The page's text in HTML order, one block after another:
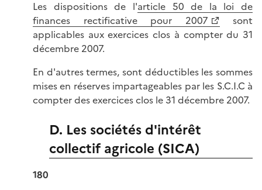
Les dispositions de l'article 50 de la loi de
finances rectificative pour 2007
sont
applicables aux exercices clos à compter du 31
décembre 2007.
En d'autres termes, sont déductibles les sommes
mises en réserves impartageables par les S.C.I.C à
compter des exercices clos le 31 décembre 2007.
D. Les sociétés d'intérêt
collectif agricole (SICA)
180